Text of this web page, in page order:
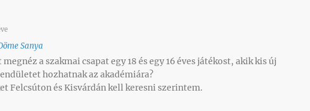
Sanya
a szakmai csapat egy 18 és egy 16 éves játékost, akik kis új
hozhatnak az akadémiára?
Felcsúton és Kisvárdán kell keresni szerintem.